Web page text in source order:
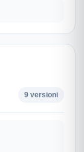
9 versioni